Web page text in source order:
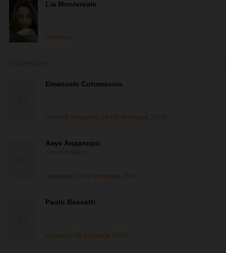
Lia Montereale
Valentina
Emanuele Cotumaccio
сетевой продюсер: rai (16 эпизодов, 2010)
Анук Андалоро
продюсер: rai (6 эпизодов, 2007)
Paolo Bassetti
продюсер (6 эпизодов, 2007)